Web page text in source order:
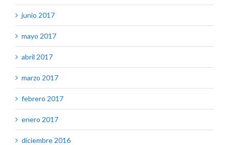
junio 2017
mayo 2017
abril 2017
marzo 2017
febrero 2017
enero 2017
diciembre 2016